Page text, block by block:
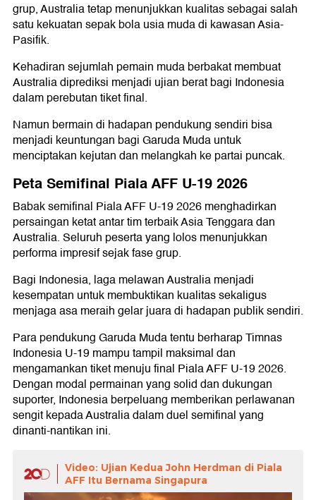
grup, Australia tetap menunjukkan kualitas sebagai salah
satu kekuatan sepak bola usia muda di kawasan Asia-
Pasifik.
Kehadiran sejumlah pemain muda berbakat membuat
Australia diprediksi menjadi ujian berat bagi Indonesia
dalam perebutan tiket final.
Namun bermain di hadapan pendukung sendiri bisa
menjadi keuntungan bagi Garuda Muda untuk
menciptakan kejutan dan melangkah ke partai puncak.
Peta Semifinal Piala AFF U-19 2026
Babak semifinal Piala AFF U-19 2026 menghadirkan
persaingan ketat antar tim terbaik Asia Tenggara dan
Australia. Seluruh peserta yang lolos menunjukkan
performa impresif sejak fase grup.
Bagi Indonesia, laga melawan Australia menjadi
kesempatan untuk membuktikan kualitas sekaligus
menjaga asa meraih gelar juara di hadapan publik sendiri.
Para pendukung Garuda Muda tentu berharap Timnas
Indonesia U-19 mampu tampil maksimal dan
mengamankan tiket menuju final Piala AFF U-19 2026.
Dengan modal permainan yang solid dan dukungan
suporter, Indonesia berpeluang memberikan perlawanan
sengit kepada Australia dalam duel semifinal yang
dinanti-nantikan ini.
Video: Ujian Kedua John Herdman di Piala
AFF Itu Bernama Singapura